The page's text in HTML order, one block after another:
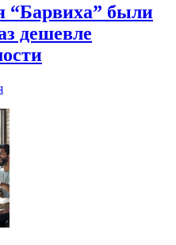
“Барвиха” были
дешевле